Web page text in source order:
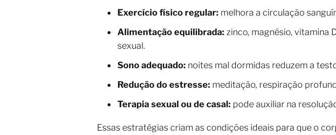
Exercício físico regular: melhora a circulação
Alimentação equilibrada: zinco, magnésio, vitamina
sexual.
Sono adequado: noites mal dormidas reduzem a
Redução do estresse: meditação, respiração
Terapia sexual ou de casal: pode auxiliar na
Essas estratégias criam as condições ideais para que o